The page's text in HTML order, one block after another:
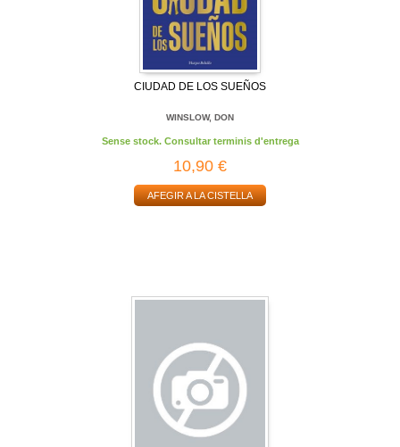
CIUDAD DE LOS SUEÑOS
WINSLOW, DON
Sense stock. Consultar terminis d'entrega
10,90 €
AFEGIR A LA CISTELLA